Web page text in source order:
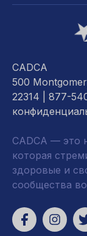
CADCA
500
22314 | 877-
CADCA — это
которая
здоровые и
сообщества